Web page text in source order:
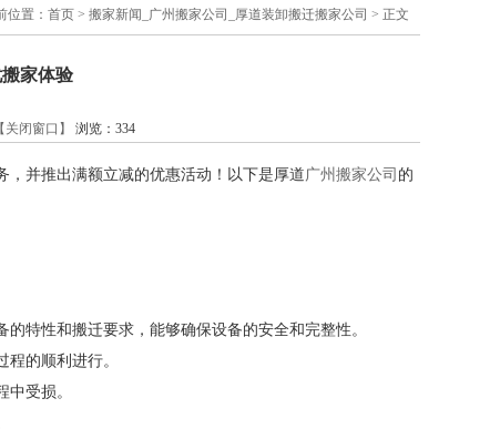
位置： 首页 > 搬家新闻_广州搬家公司_厚道装卸搬迁搬家公司 > 正文
家体验
【关闭窗口】 浏览： 334
，并推出满额立减的优惠活动！以下是厚道广州搬家公司 的
特性和搬迁要求，能够确保设备的安全和完整性。
的顺利进行。
受损。